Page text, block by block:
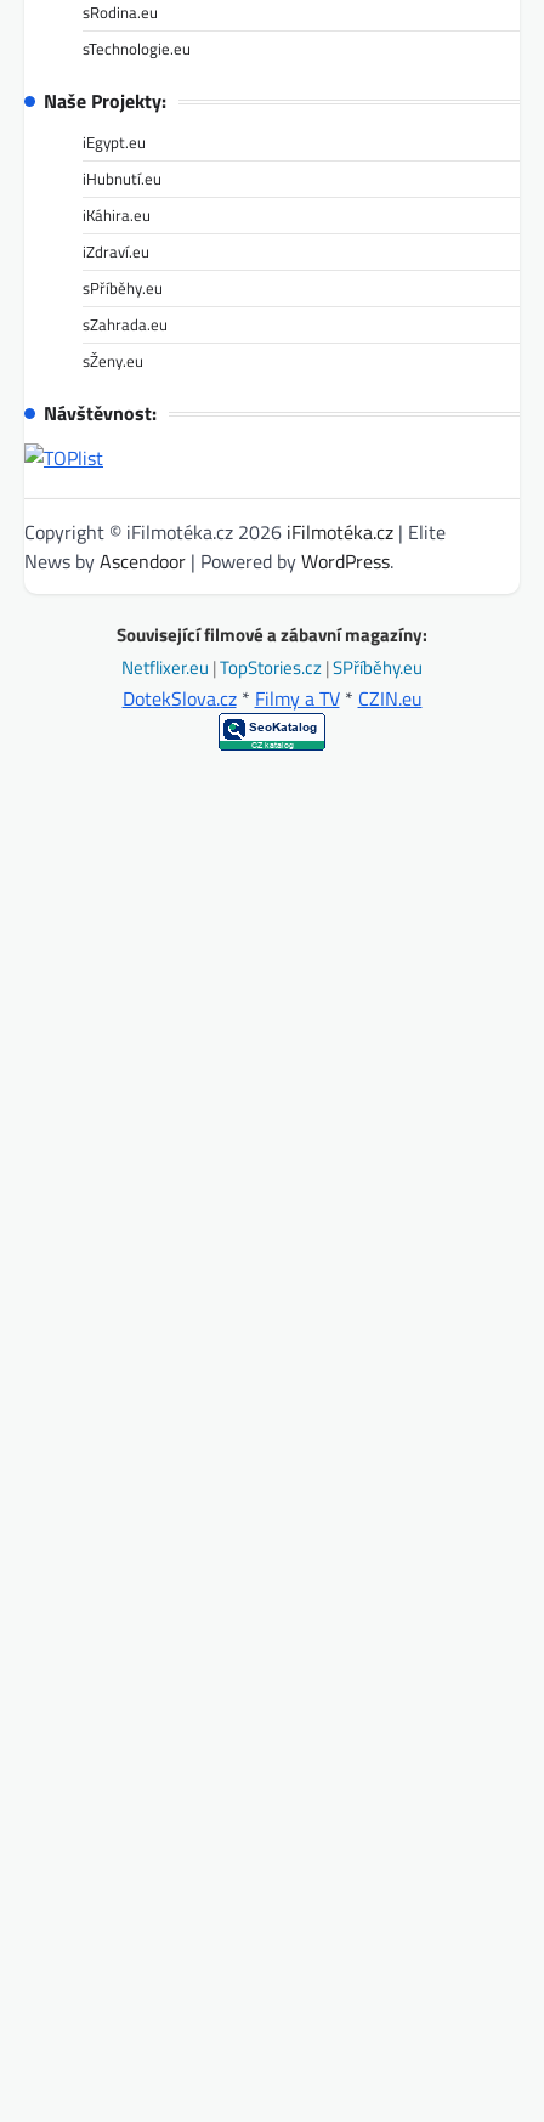
sRodina.eu
sTechnologie.eu
Naše Projekty:
iEgypt.eu
iHubnutí.eu
iKáhira.eu
iZdraví.eu
sPříběhy.eu
sZahrada.eu
sŽeny.eu
Návštěvnost:
Copyright © iFilmotéka.cz 2026 iFilmotéka.cz | Elite
News byAscendoor | Powered byWordPress.
Související filmové a zábavní magazíny:
Netflixer.eu |TopStories.cz|SPříběhy.eu
DotekSlova.cz* Filmy a TV* CZIN.eu